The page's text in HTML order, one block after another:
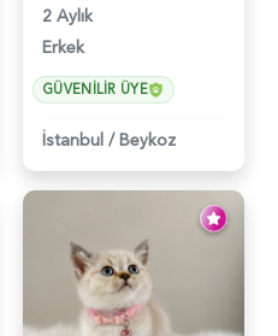
2 Aylık
Erkek
GÜVENILIR ÜYE
İstanbul / Beykoz